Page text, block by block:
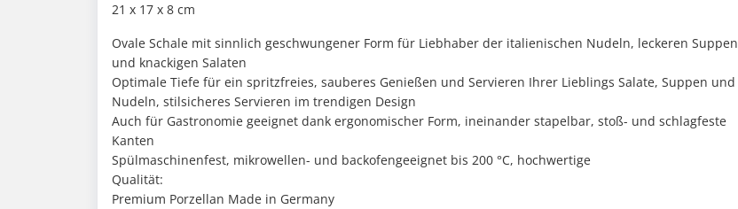
21 x 17 x 8 cm
Ovale Schale mit sinnlich geschwungener Form für Liebhaber der italienischen Nudeln, leckeren Suppen
und knackigen Salaten
Optimale Tiefe für ein spritzfreies, sauberes Genießen und Servieren Ihrer Lieblings Salate, Suppen und
Nudeln, stilsicheres Servieren im trendigen Design
Auch für Gastronomie geeignet dank ergonomischer Form, ineinander stapelbar, stoß- und schlagfeste
Kanten
Spülmaschinenfest, mikrowellen- und backofengeeignet bis 200 °C, hochwertige
Qualität:
Premium Porzellan Made in Germany